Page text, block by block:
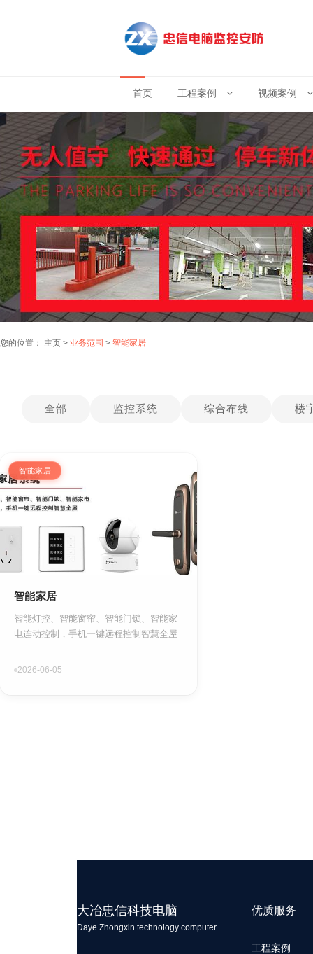
首页 工程案例 视频案例
您的位置： 主页 > 业务范围 > 智能家居
全部 监控系统 综合布线 楼
智能家居
智能家居
智能灯控、智能窗帘、智能门锁、智能家
电连动控制，手机一键远程控制智慧全屋
2026-06-05
大冶忠信科技电脑
Daye Zhongxin technology computer
优质服务
工程案例